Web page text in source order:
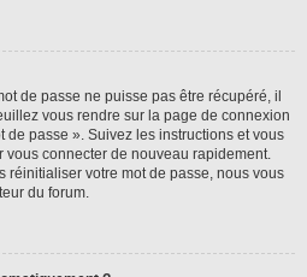
de passe ne puisse pas être récupéré, il
vous rendre sur la page de connexion
de passe ». Suivez les instructions et vous
connecter de nouveau rapidement.
réinitialiser votre mot de passe, nous vous
du forum.